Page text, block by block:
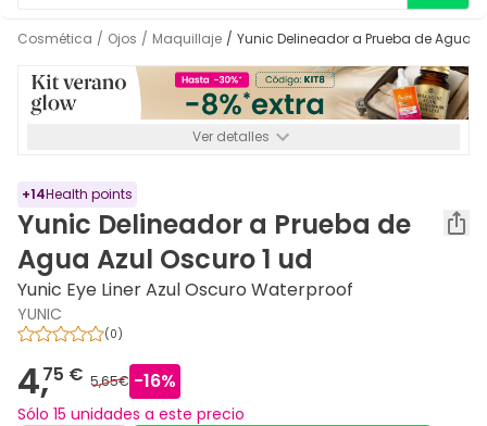
Cosmética / Ojos / Maquillaje / Yunic Delineador a Prueba de Agua
Ver detalles
+14Health points
Yunic Delineador a Prueba de
Agua Azul Oscuro 1 ud
Yunic Eye Liner Azul Oscuro Waterproof
YUNIC
(0)
4,75 € 5,65€ -16%
Sólo 15 unidades a este precio